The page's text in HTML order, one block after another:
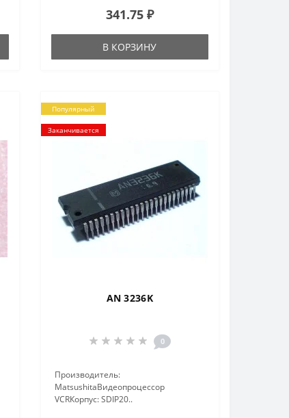
341.75 ₽
В КОРЗИНУ
Популярный
Заканчивается
AN 3236K
0
Производитель:
MatsushitaВидеопроцессор
VCRКорпус: SDIP20..